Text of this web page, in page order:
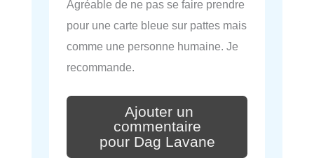
Agréable de ne pas se faire prendre
pour une carte bleue sur pattes mais
comme une personne humaine. Je
recommande.
Ajouter un
commentaire
pour Dag Lavane